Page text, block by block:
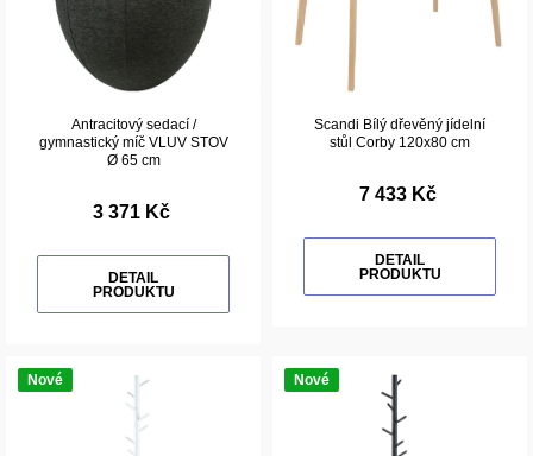
Antracitový sedací /
gymnastický míč VLUV STOV
Ø 65 cm
3 371 Kč
DETAIL
PRODUKTU
Scandi Bílý dřevěný jídelní
stůl Corby 120x80 cm
7 433 Kč
DETAIL
PRODUKTU
Nové Nové